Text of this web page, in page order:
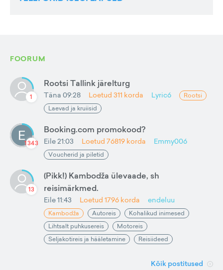
FOORUM
1
Rootsi Tallink järelturg
Täna 09:28 Loetud 311 korda Lyric6
Rootsi
Laevad ja kruiisid
1343
Booking.com promokood?
Eile 21:03 Loetud 76819 korda Emmy006
Voucherid ja piletid
13
(Pikk!) Kambodža ülevaade, sh
reisimärkmed.
Eile 11:43 Loetud 1796 korda endeluu
Kambodža Autoreis
Kohalikud inimesed
Lihtsalt puhkusereis
Motoreis
Seljakotireis ja hääletamine
Reisiideed
Kõik postitused